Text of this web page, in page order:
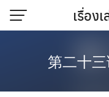
Skip
เรื่อง
第二十